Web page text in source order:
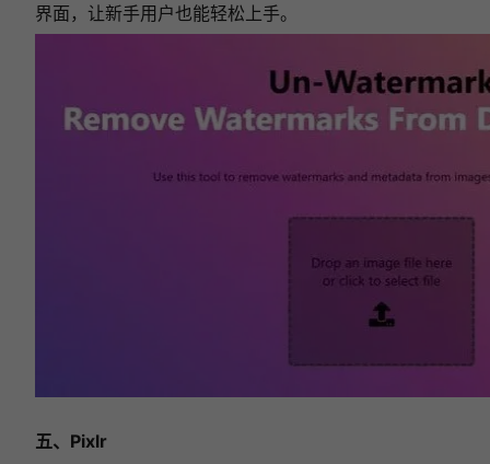
界面，让新手用户也能轻松上手。
五、Pixlr